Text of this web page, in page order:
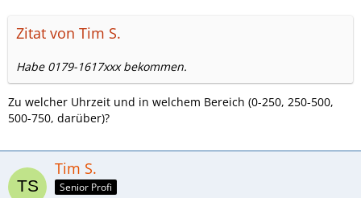
Zitat von Tim S.
Habe 0179-1617xxx bekommen.
Zu welcher Uhrzeit und in welchem Bereich (0-250, 250-500,
500-750, darüber)?
Tim S.
Senior Profi